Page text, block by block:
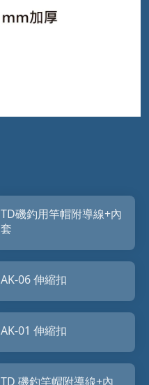
TD磯釣用竿帽附導線+內
套
AK-06 伸縮扣
AK-01 伸縮扣
TD 磯釣竿帽附導線+內